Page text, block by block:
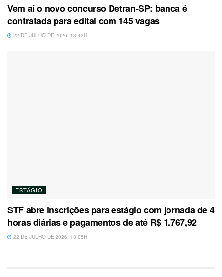
Vem aí o novo concurso Detran-SP: banca é
contratada para edital com 145 vagas
22 DE JULHO DE 2026, 13:43H
ESTÁGIO
STF abre inscrições para estágio com jornada de 4
horas diárias e pagamentos de até R$ 1.767,92
22 DE JULHO DE 2026, 13:05H